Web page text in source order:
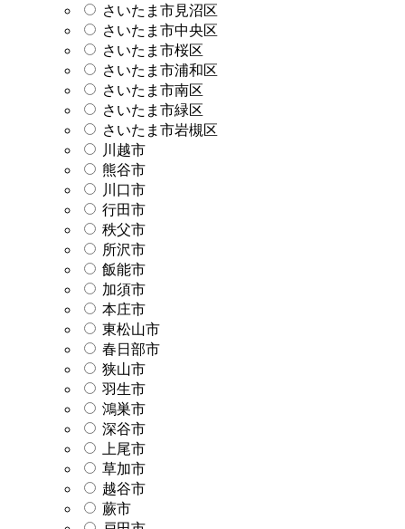
さいたま市見沼区
さいたま市中央区
さいたま市桜区
さいたま市浦和区
さいたま市南区
さいたま市緑区
さいたま市岩槻区
川越市
熊谷市
川口市
行田市
秩父市
所沢市
飯能市
加須市
本庄市
東松山市
春日部市
狭山市
羽生市
鴻巣市
深谷市
上尾市
草加市
越谷市
蕨市